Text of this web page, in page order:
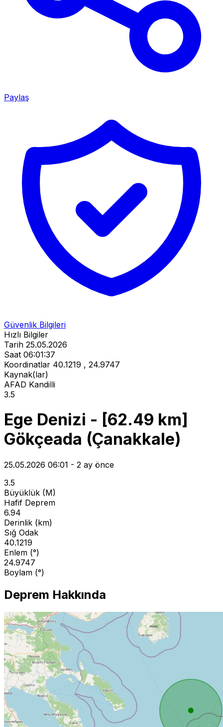
Paylaş
Güvenlik Bilgileri
Hızlı Bilgiler
Tarih 25.05.2026
Saat 06:01:37
Koordinatlar 40.1219 , 24.9747
Kaynak(lar)
AFAD Kandilli
3.5
Ege Denizi - [62.49 km]
Gökçeada (Çanakkale)
25.05.2026 06:01 - 2 ay önce
3.5
Büyüklük (M)
Hafif Deprem
6.94
Derinlik (km)
Sığ Odak
40.1219
Enlem (°)
24.9747
Boylam (°)
Deprem Hakkında